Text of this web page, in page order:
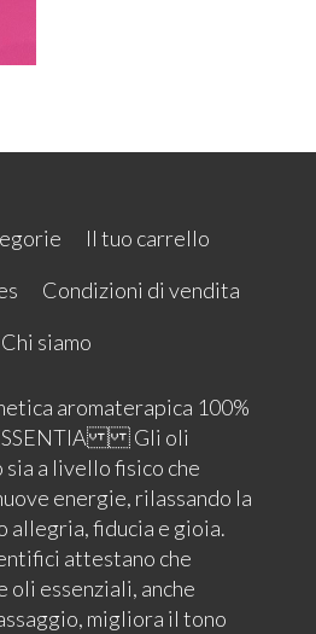
Il tuo carrello
Condizioni di vendita
Chi siamo
aromaterapica 100%
Gli oli
a livello fisico che
energie, rilassando la
allegria, fiducia e gioia.
attestano che
essenziali, anche
migliora il tono